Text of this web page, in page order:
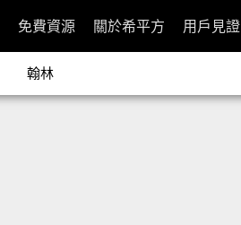
免費資源 關於希平方 用戶見證
翰林